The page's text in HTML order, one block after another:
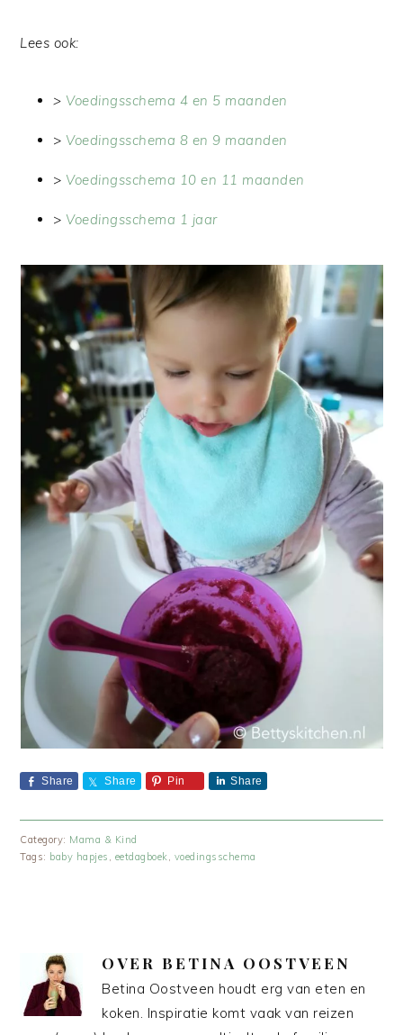
Lees ook:
>Voedingsschema 4 en 5 maanden
>Voedingsschema 8 en 9 maanden
>Voedingsschema 10 en 11 maanden
>Voedingsschema 1 jaar
Share Share Pin Share
Category: Mama & Kind
Tags: baby hapjes eetdagboek voedingsschema
OVER BETINA OOSTVEEN
Betina Oostveen houdt erg van eten en
koken. Inspiratie komt vaak van reizen